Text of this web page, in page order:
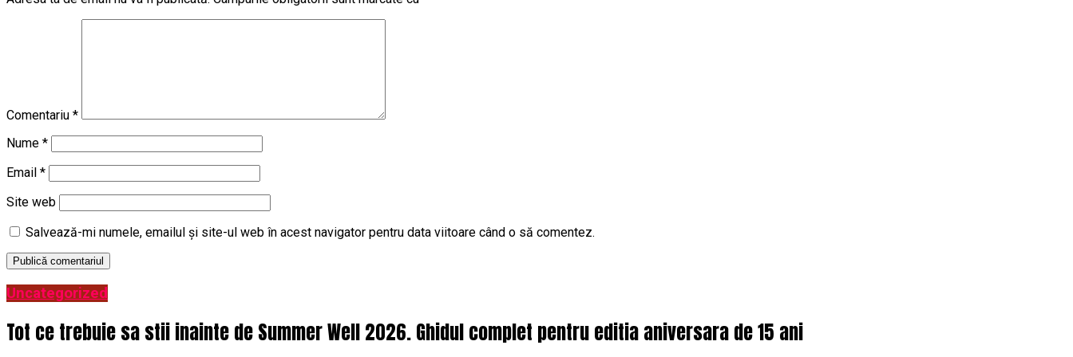
Comentariu *
Nume *
Email *
Site web
Salvează-mi numele, emailul și site-ul web în acest navigator pentru data viitoare când o să comentez.
Uncategorized
Tot ce trebuie sa stii inainte de Summer Well 2026. Ghidul complet pentru editia aniversara de 15 ani